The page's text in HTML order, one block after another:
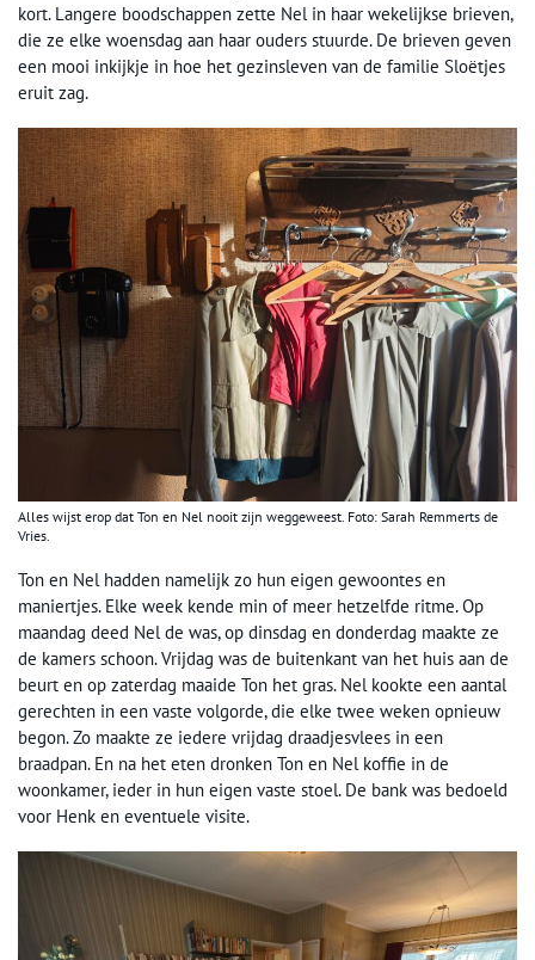
kort. Langere boodschappen zette Nel in haar wekelijkse brieven,
die ze elke woensdag aan haar ouders stuurde. De brieven geven
een mooi inkijkje in hoe het gezinsleven van de familie Sloëtjes
eruit zag.
Alles wijst erop dat Ton en Nel nooit zijn weggeweest. Foto: Sarah Remmerts de
Vries.
Ton en Nel hadden namelijk zo hun eigen gewoontes en
maniertjes. Elke week kende min of meer hetzelfde ritme. Op
maandag deed Nel de was, op dinsdag en donderdag maakte ze
de kamers schoon. Vrijdag was de buitenkant van het huis aan de
beurt en op zaterdag maaide Ton het gras. Nel kookte een aantal
gerechten in een vaste volgorde, die elke twee weken opnieuw
begon. Zo maakte ze iedere vrijdag draadjesvlees in een
braadpan. En na het eten dronken Ton en Nel koffie in de
woonkamer, ieder in hun eigen vaste stoel. De bank was bedoeld
voor Henk en eventuele visite.